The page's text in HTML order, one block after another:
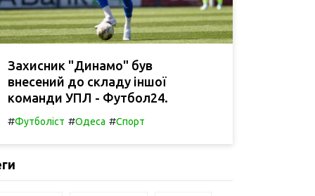
Захисник "Динамо" був
внесений до складу іншої
команди УПЛ - Футбол24.
#Футболіст #Одеса #Спорт